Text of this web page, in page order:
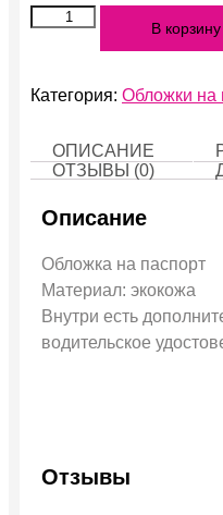
Количество
Black
В корзину
Категория: Обложки на
ОПИСАНИЕ
ОТЗЫВЫ (0)
Описание
Обложка на паспорт
Материал: экокожа
Внутри есть
водительское
Отзывы